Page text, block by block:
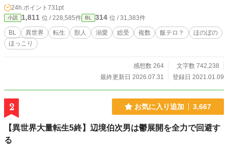
うにニコイチにしていきたいと思います。
24h.ポイント 731pt
小説 1,811 位 / 228,585件 BL 314 位 / 31,383件
BL 異世界 転生 獣人 溺愛 総受 複数 飯テロ？
ほのぼの
ほっこり
感想数 264
文字数 742,238
最終更新日 2026.07.31
登録日 2021.01.09
2 お気に入り追加 3,667
【異世界大量転生5終】辺境伯次男は鬱展開を全力で回避す
る